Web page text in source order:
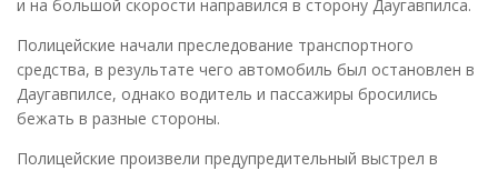
и на большой скорости направился в сторону Даугавпилса.
Полицейские начали преследование транспортного
средства, в результате чего автомобиль был остановлен в
Даугавпилсе, однако водитель и пассажиры бросились
бежать в разные стороны.
Полицейские произвели предупредительный выстрел в